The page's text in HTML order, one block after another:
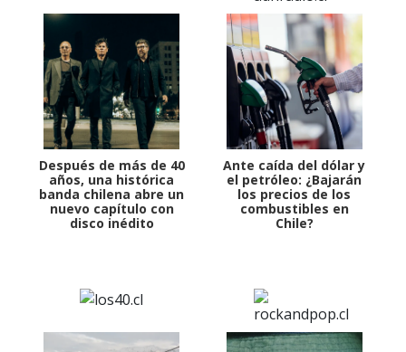
Después de más de 40
años, una histórica
banda chilena abre un
nuevo capítulo con
disco inédito
Ante caída del dólar y
el petróleo: ¿Bajarán
los precios de los
combustibles en
Chile?